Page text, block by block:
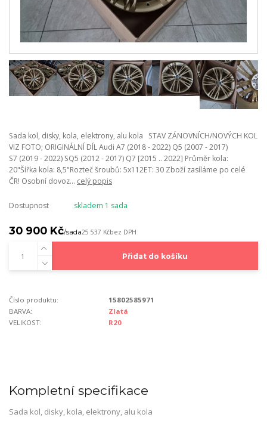
Sada kol, disky, kola, elektrony, alu kola STAV ZÁNOVNÍCH/NOVÝCH KOL
VIZ FOTO; ORIGINÁLNÍ DÍL Audi A7 (2018 - 2022) Q5 (2007 - 2017)
S7 (2019 - 2022) SQ5 (2012 - 2017) Q7 [2015 .. 2022] Průměr kola:
20"Šířka kola: 8,5"Rozteč šroubů: 5x112ET: 30 Zboží zasíláme po celé
ČR! Osobní dovoz... celý popis
Dostupnost skladem 1 sada
30 900 Kč/sada25 537 Kčbez DPH
Přidat do košíku
Číslo produktu:
15802585971
BARVA:
Zlatá
VELIKOST:
R20
Kompletní specifikace
Sada kol, disky, kola, elektrony, alu kola